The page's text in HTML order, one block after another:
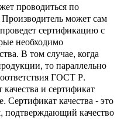
проводиться по
может сам
сертификацию с
необходимо
В том случае, когда
то параллельно
ГОСТ Р.
и сертификат
Сертификат качества - это
подтверждающий качество